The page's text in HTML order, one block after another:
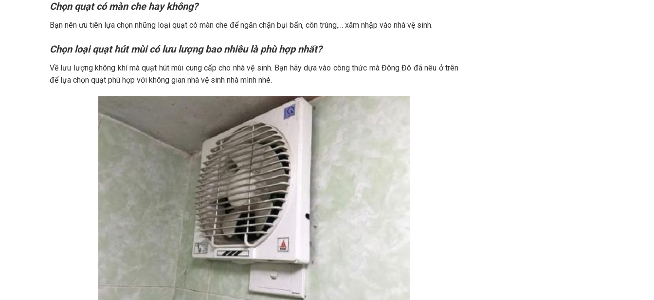
Chọn quạt có màn che hay không?
Bạn nên ưu tiên lựa chọn những loại quạt có màn che để ngăn chặn bụi bẩn, côn trùng,… xâm nhập vào nhà vệ sinh.
Chọn loại quạt hút mùi có lưu lượng bao nhiêu là phù hợp nhất?
Về lưu lượng không khí mà quạt hút mùi cung cấp cho nhà vệ sinh. Bạn hãy dựa vào công thức mà Đông Đô đã nêu ở trên
để lựa chọn quạt phù hợp với không gian nhà vệ sinh nhà mình nhé.